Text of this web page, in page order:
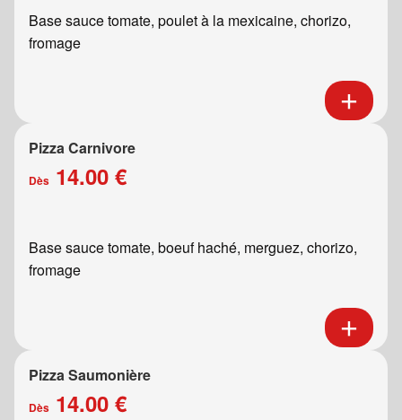
Base sauce tomate, poulet à la mexicaine, chorizo,
fromage
Pizza Carnivore
Dès 14.00 €
Base sauce tomate, boeuf haché, merguez, chorizo,
fromage
Pizza Saumonière
Dès 14.00 €